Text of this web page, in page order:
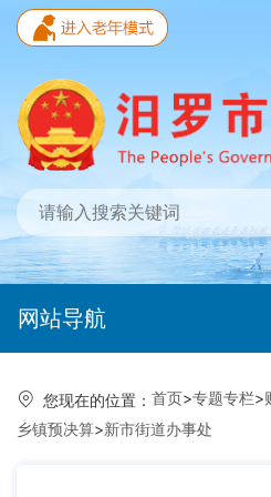
网站导航
您现在的位置： 首页>专题专栏>
乡镇预决算>新市街道办事处